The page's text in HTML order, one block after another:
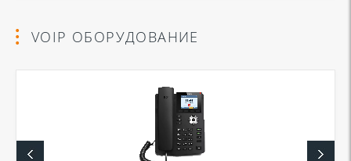
Я даю согласие на обработку моих персональных данных для связи
Политикой в отношении обработки персональных
Политикой конфиденциальности
VOIP ОБОРУДОВАНИЕ